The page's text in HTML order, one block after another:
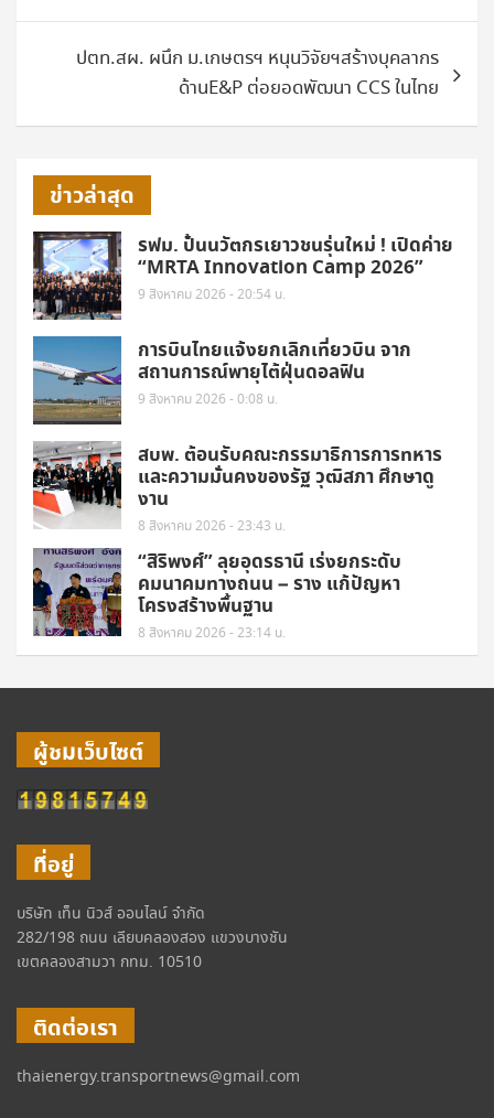
ปตท.สผ. ผนึก ม.เกษตรฯ หนุนวิจัยฯสร้างบุคลากร
ด้านE&P ต่อยอดพัฒนา CCS ในไทย
ข่าวล่าสุด
รฟม. ปั้นนวัตกรเยาวชนรุ่นใหม่ ! เปิดค่าย
“MRTA Innovation Camp 2026”
9 สิงหาคม 2026 - 20:54 น.
การบินไทยแจ้งยกเลิกเที่ยวบิน จาก
สถานการณ์พายุไต้ฝุ่นดอลฟิน
9 สิงหาคม 2026 - 0:08 น.
สบพ. ต้อนรับคณะกรรมาธิการการทหาร
และความมั่นคงของรัฐ วุฒิสภา ศึกษาดู
งาน
8 สิงหาคม 2026 - 23:43 น.
“สิริพงศ์” ลุยอุดรธานี เร่งยกระดับ
คมนาคมทางถนน – ราง แก้ปัญหา
โครงสร้างพื้นฐาน
8 สิงหาคม 2026 - 23:14 น.
ผู้ชมเว็บไซต์
ที่อยู่
บริษัท เท็น นิวส์ ออนไลน์ จำกัด
282/198 ถนน เลียบคลองสอง แขวงบางชัน
เขตคลองสามวา กทม. 10510
ติดต่อเรา
thaienergy.transportnews@gmail.com